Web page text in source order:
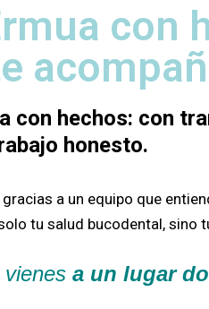
con
con hechos: con
honesto.
gracias a un equipo que
tu salud bucodental, sino
a un lugar